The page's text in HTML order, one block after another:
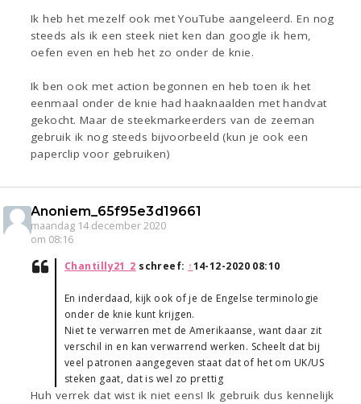
Ik heb het mezelf ook met YouTube aangeleerd. En nog
steeds als ik een steek niet ken dan google ik hem,
oefen even en heb het zo onder de knie.
Ik ben ook met action begonnen en heb toen ik het
eenmaal onder de knie had haaknaalden met handvat
gekocht. Maar de steekmarkeerders van de zeeman
gebruik ik nog steeds bijvoorbeeld (kun je ook een
paperclip voor gebruiken)
Anoniem_65f95e3d19661
maandag 14 december 2020
om 08:16
Chantilly21_2 schreef: ↑14-12-2020 08:10
En inderdaad, kijk ook of je de Engelse terminologie
onder de knie kunt krijgen.
Niet te verwarren met de Amerikaanse, want daar zit
verschil in en kan verwarrend werken. Scheelt dat bij
veel patronen aangegeven staat dat of het om UK/US
steken gaat, dat is wel zo prettig
Huh verrek dat wist ik niet eens! Ik gebruik dus kennelijk